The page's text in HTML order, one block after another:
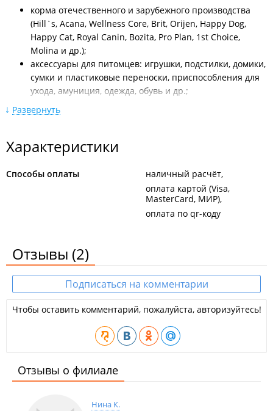
корма отечественного и зарубежного производства
(Hill`s, Acana, Wellness Core, Brit, Orijen, Happy Dog,
Happy Cat, Royal Canin, Bozita, Pro Plan, 1st Choice,
Molina и др.);
аксессуары для питомцев: игрушки, подстилки, домики,
сумки и пластиковые переноски, приспособления для
ухода, амуниция, одежда, обувь и др.;
Доставка заказов общей стоимостью 1499 руб. и более
- бесплатно, стоимость доставки уточнять по телефону;
Дни доставки для г. Уссурийска - вторник и четверг;
Возможен самовывоз из любого магазина сети
зоомаркетов "Белый Кролик" во
Владивостоке, Артёме и Находке;
наличия товара.
Развернуть
Характеристики
Способы оплаты
наличный расчёт
оплата картой (Visa,
MasterCard, МИР)
оплата по qr-коду
Отзывы (2)
Подписаться на комментарии
Чтобы оставить комментарий, пожалуйста, авторизуйтесь!
Отзывы о филиале
Нина К.